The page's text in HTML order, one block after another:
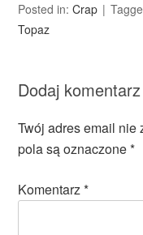
Posted in:Crap
Topaz
Dodaj komentarz
Twój adres email nie
pola są oznaczone*
Komentarz*